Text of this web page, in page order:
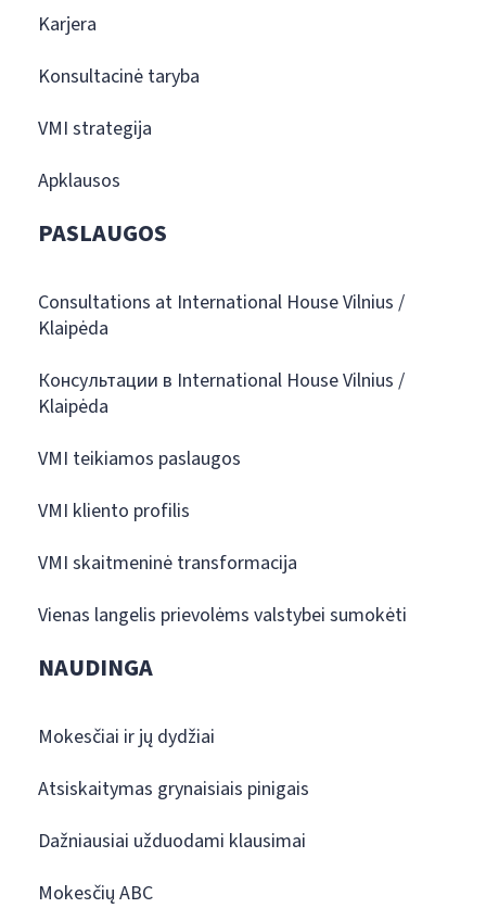
Karjera
Konsultacinė taryba
VMI strategija
Apklausos
PASLAUGOS
Consultations at International House Vilnius /
Klaipėda
Консультации в International House Vilnius /
Klaipėda
VMI teikiamos paslaugos
VMI kliento profilis
VMI skaitmeninė transformacija
Vienas langelis prievolėms valstybei sumokėti
NAUDINGA
Mokesčiai ir jų dydžiai
Atsiskaitymas grynaisiais pinigais
Dažniausiai užduodami klausimai
Mokesčių ABC